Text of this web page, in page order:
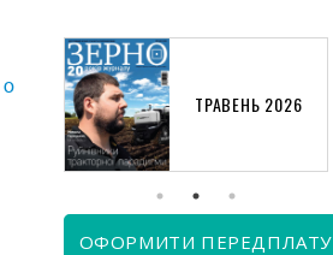
о
ТРАВЕНЬ 2026
ОФОРМИТИ ПЕРЕДПЛАТУ